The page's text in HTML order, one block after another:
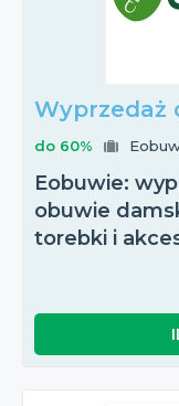
Wyprzedaż
do 60%
Eobuwie:
obuwie
torebki i